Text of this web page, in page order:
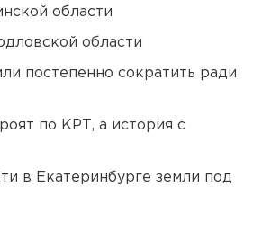
области
области
постепенно сократить ради
по КРТ, а история с
в Екатеринбурге земли под